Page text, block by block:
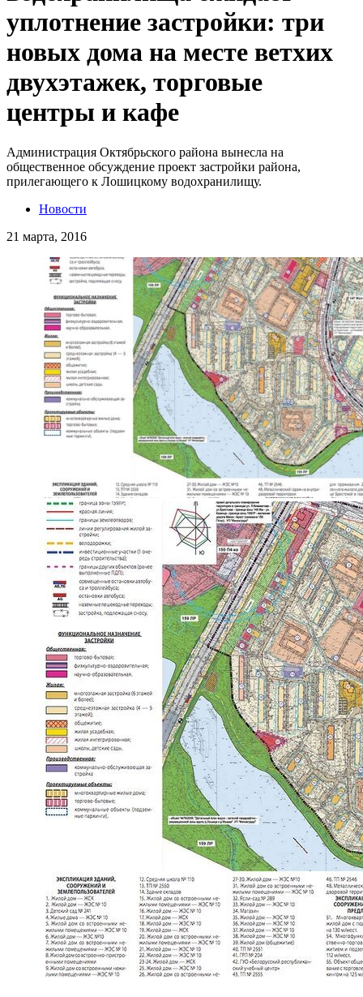
уплотнение застройки: три
новых дома на месте ветхих
двухэтажек, торговые
центры и кафе
Администрация Октябрьского района вынесла на
общественное обсуждение проект застройки района,
прилегающего к Лошицкому водохранилищу.
Новости
21 марта, 2016